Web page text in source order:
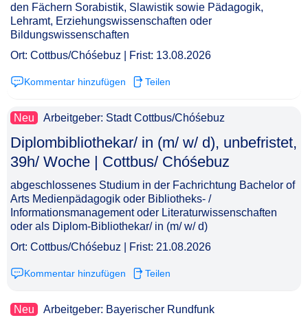
den Fächern Sorabistik, Slawistik sowie Pädagogik,
Lehramt, Erziehungswissenschaften oder
Bildungswissenschaften
Ort: Cottbus/Chóśebuz | Frist: 13.08.2026
Kommentar hinzufügen Teilen
Neu Arbeitgeber: Stadt Cottbus/Chóśebuz
Diplombibliothekar/ in (m/ w/ d), unbefristet,
39h/ Woche | Cottbus/ Chóśebuz​‌‌‌‌​‌​‌‌‌‌​‌​​​‌​
abgeschlossenes Studium in der Fachrichtung Bachelor of
Arts Medienpädagogik oder Bibliotheks- /
Informationsmanagement oder Literaturwissenschaften
oder als Diplom-Bibliothekar/ in (m/ w/ d)
Ort: Cottbus/Chóśebuz | Frist: 21.08.2026
Kommentar hinzufügen Teilen
Neu Arbeitgeber: Bayerischer Rundfunk